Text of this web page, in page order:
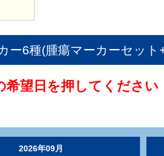
ー6種(腫瘍マーカーセット
希望日を押してください
2026年09月